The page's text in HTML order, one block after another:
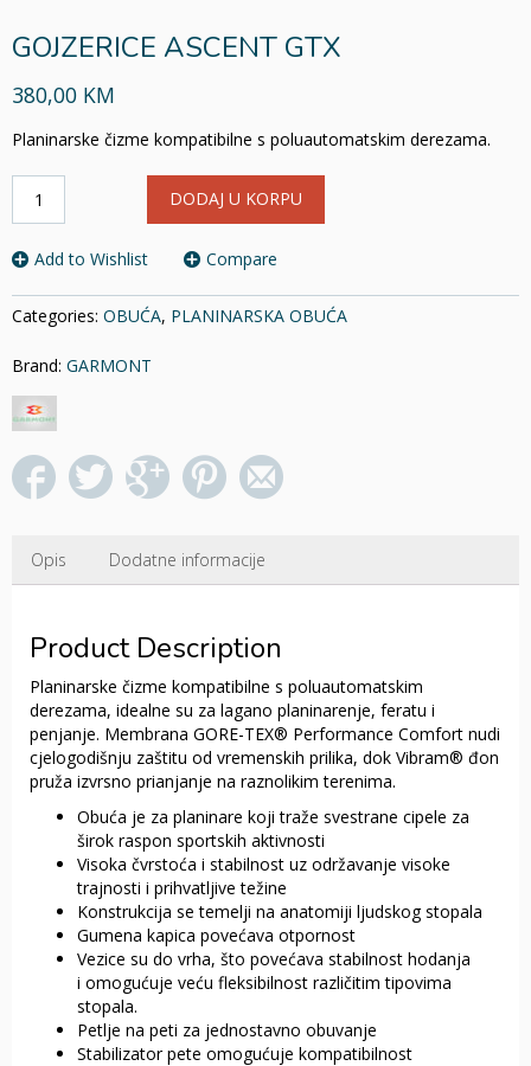
GOJZERICE ASCENT GTX
380,00 KM
Planinarske čizme kompatibilne s poluautomatskim derezama.
ASCENT
količina
DODAJ U KORPU
Add to Wishlist Compare
Categories: OBUĆA, PLANINARSKA OBUĆA
Brand: GARMONT
Opis Dodatne informacije
Product Description
Planinarske čizme kompatibilne s poluautomatskim
derezama, idealne su za lagano planinarenje, feratu i
penjanje. Membrana GORE-TEX® Performance Comfort nudi
cjelogodišnju zaštitu od vremenskih prilika, dok Vibram® đon
pruža izvrsno prianjanje na raznolikim terenima.
Obuća je za planinare koji traže svestrane cipele za
širok raspon sportskih aktivnosti
Visoka čvrstoća i stabilnost uz održavanje visoke
trajnosti i prihvatljive težine
Konstrukcija se temelji na anatomiji ljudskog stopala
Gumena kapica povećava otpornost
Vezice su do vrha, što povećava stabilnost hodanja
i omogućuje veću fleksibilnost različitim tipovima
stopala.
Petlje na peti za jednostavno obuvanje
Stabilizator pete omogućuje kompatibilnost